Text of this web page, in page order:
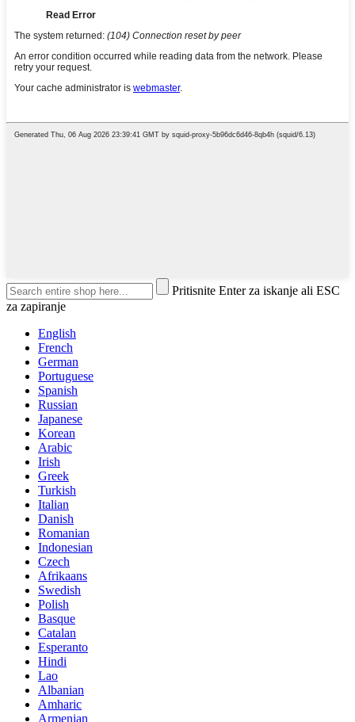
Pritisnite Enter za iskanje ali ESC
za zapiranje
English
French
German
Portuguese
Spanish
Russian
Japanese
Korean
Arabic
Irish
Greek
Turkish
Italian
Danish
Romanian
Indonesian
Czech
Afrikaans
Swedish
Polish
Basque
Catalan
Esperanto
Hindi
Lao
Albanian
Amharic
Armenian